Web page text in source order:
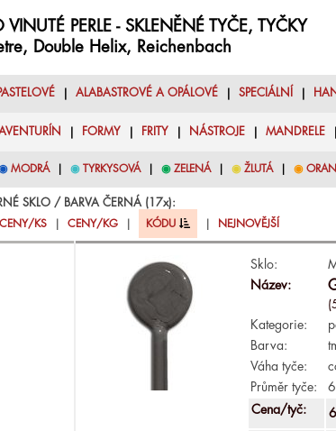
VINUTÉ PERLE - SKLENĚNÉ TYČE, TYČKY
Double Helix, Reichenbach
| ALABASTROVÉ A OPÁLOVÉ| SPECIÁLNÍ
FORMY FRITY NÁSTROJE MANDRELE
MODRÁ| ◉ TYRKYSOVÁ| ◉ ZELENÁ| ◉ ŽLUTÁ| ◉
SKLO / BARVA ČERNÁ (17x):
CENY/KS CENY/KG KÓDU NEJNOVĚJŠÍ
Sklo:
Název:
Kategorie:
Barva:
Váha tyče:
Průměr tyče:
Cena/tyč: